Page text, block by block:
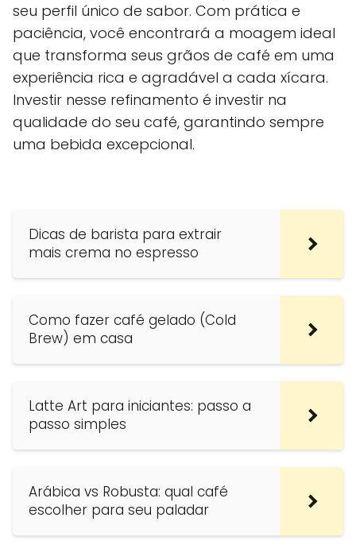
seu perfil único de sabor. Com prática e
paciência, você encontrará a moagem ideal
que transforma seus grãos de café em uma
experiência rica e agradável a cada xícara.
Investir nesse refinamento é investir na
qualidade do seu café, garantindo sempre
uma bebida excepcional.
Dicas de barista para extrair
mais crema no espresso
Como fazer café gelado (Cold
Brew) em casa
Latte Art para iniciantes: passo a
passo simples
Arábica vs Robusta: qual café
escolher para seu paladar